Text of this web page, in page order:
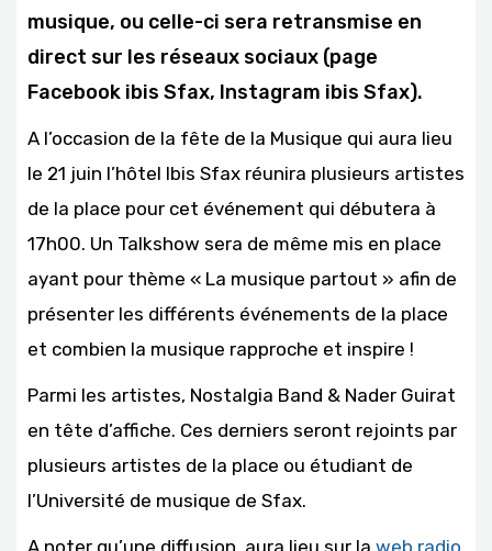
musique, ou celle-ci sera retransmise en
direct sur les réseaux sociaux (page
Facebook ibis Sfax, Instagram ibis Sfax).
A l’occasion de la fête de la Musique qui aura lieu
le 21 juin l’hôtel Ibis Sfax réunira plusieurs artistes
de la place pour cet événement qui débutera à
17h00. Un Talkshow sera de même mis en place
ayant pour thème « La musique partout » afin de
présenter les différents événements de la place
et combien la musique rapproche et inspire !
Parmi les artistes, Nostalgia Band & Nader Guirat
en tête d’affiche. Ces derniers seront rejoints par
plusieurs artistes de la place ou étudiant de
l’Université de musique de Sfax.
A noter qu’une diffusion aura lieu sur la web radio